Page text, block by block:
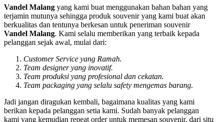
Vandel Malang yang kami buat menggunakan bahan bahan yang
terjamin mutunya sehingga produk souvenir yang kami buat akan
berkualitas dan tentunya berkesan untuk peneriman souvenir
Vandel Malang. Kami selalu memberikan yang terbaik kepada
pelanggan sejak awal, mulai dari:
Customer Service yang Ramah.
Team designer yang inovatif.
Team produksi yang profesional dan cekatan.
Team packaging yang selalu safety mengemas barang.
Jadi jangan diragukan kembali, bagaimana kualitas yang kami
berikan kepada pelanggan setia kami. Sudah banyak pelanggan
kami yang kemudian repeat order untuk memesan souvenir, dari situ